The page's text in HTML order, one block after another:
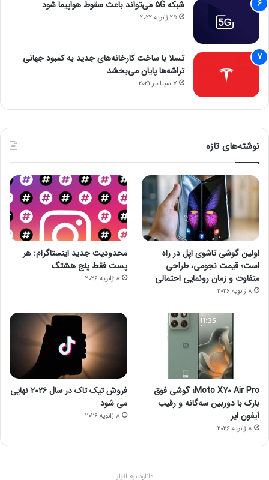
شبکه 5G می‌تواند باعث سقوط هواپیما شود
25 ژانویه 2022
تسلا با ساخت کارخانه‌های جدید به کمبود جهانی
تراشه‌ها پایان می‌بخشد
7 سپتامبر 2021
نوشته‌های تازه
اولین گوشی تاشوی اپل در راه
است؛ قیمت نجومی، طراحی
متفاوت و زمان رونمایی احتمالی
8 ژانویه 2026
محدودیت جدید اینستاگرام: هر
پست فقط پنج هشتگ
8 ژانویه 2026
Moto X70 Air Pro؛ گوشی فوق
بارک با دوربین سه‌گانه و رقیب
آیفون ایر
8 ژانویه 2026
فروش تیک تاک در سال ۲۰۲۶ نهایی
می شود
8 ژانویه 2026
دانلود نرم افزار